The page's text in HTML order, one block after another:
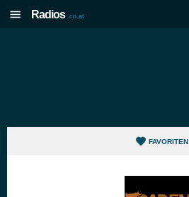
Radios .co.at
FAVORITEN